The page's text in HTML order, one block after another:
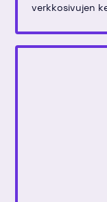
verkkosivujen